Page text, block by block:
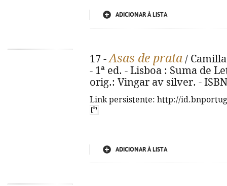
ADICIONAR À LISTA
17 -Asas de prata /
- 1ª ed. - Lisboa : Suma de
orig.: Vingar av silver. -
Link persistente: http://
ADICIONAR À LISTA